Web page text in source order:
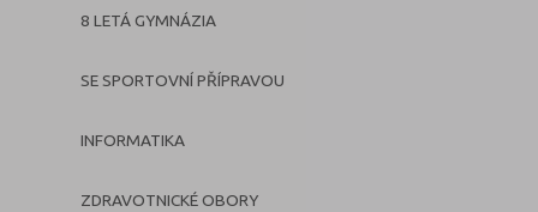
8 LETÁ GYMNÁZIA
SE SPORTOVNÍ PŘÍPRAVOU
INFORMATIKA
ZDRAVOTNICKÉ OBORY